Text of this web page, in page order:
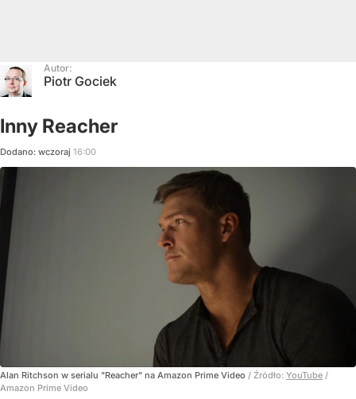
Autor:
Piotr Gociek
Inny Reacher
Dodano: wczoraj 16:00
Alan Ritchson w serialu "Reacher" na Amazon Prime Video / Źródło: YouTube /
Amazon Prime Video